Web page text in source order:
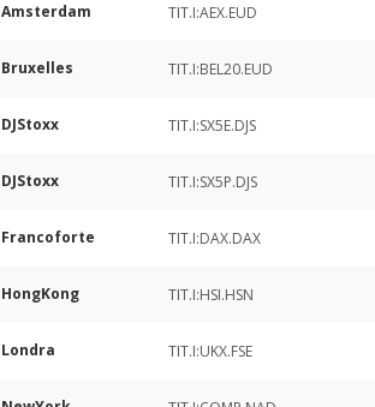
Amsterdam TIT.I:AEX.EUD
Bruxelles TIT.I:BEL20.EUD
DJStoxx TIT.I:SX5E.DJS
DJStoxx TIT.I:SX5P.DJS
Francoforte TIT.I:DAX.DAX
HongKong TIT.I:HSI.HSN
Londra TIT.I:UKX.FSE